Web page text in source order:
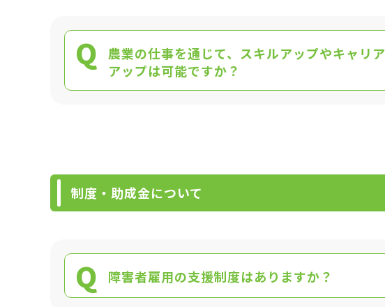
Q
農業の仕事を通じて、スキルアップやキャリア
アップは可能ですか？
制度・助成金について
Q 障害者雇用の支援制度はありますか？